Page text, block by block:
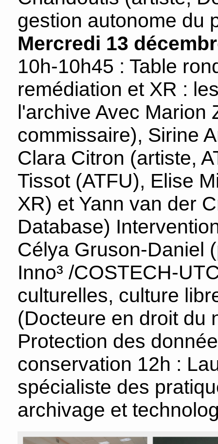
gestion autonome du
Mercredi 13
10h-10h45 : Table
remédiation et XR :
l'archive Avec Marion
commissaire), Sirine
Clara Citron (artiste,
Tissot (ATFU), Elise
XR) et Yann van der
Database)
Célya Gruson-Daniel
Inno³ /COSTECH-
culturelles, culture
(Docteure en droit du
Protection des
conservation 12h :
spécialiste des
archivage et